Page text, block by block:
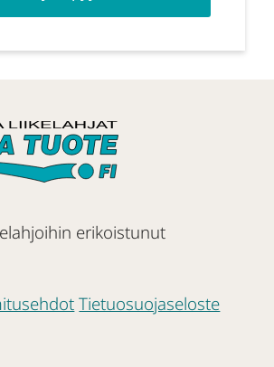
erikoistunut
Tietuosuojaseloste